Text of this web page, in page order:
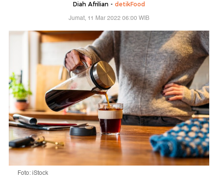
Diah Afrilian - detikFood
Jumat, 11 Mar 2022 06:00 WIB
Foto: iStock